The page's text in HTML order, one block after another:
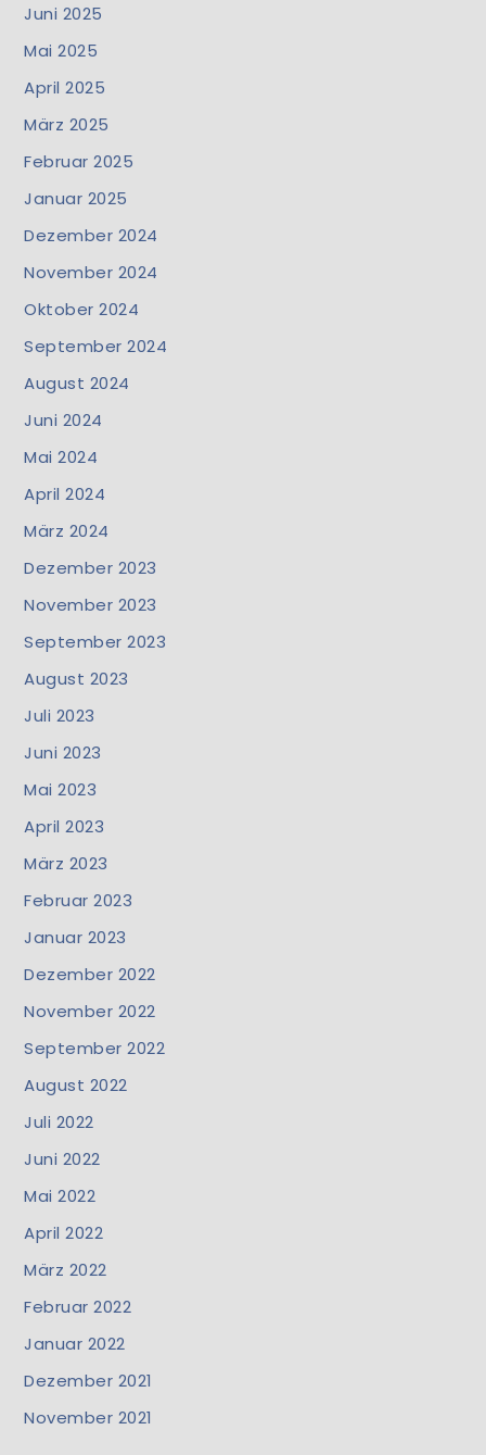
Juni 2025
Mai 2025
April 2025
März 2025
Februar 2025
Januar 2025
Dezember 2024
November 2024
Oktober 2024
September 2024
August 2024
Juni 2024
Mai 2024
April 2024
März 2024
Dezember 2023
November 2023
September 2023
August 2023
Juli 2023
Juni 2023
Mai 2023
April 2023
März 2023
Februar 2023
Januar 2023
Dezember 2022
November 2022
September 2022
August 2022
Juli 2022
Juni 2022
Mai 2022
April 2022
März 2022
Februar 2022
Januar 2022
Dezember 2021
November 2021